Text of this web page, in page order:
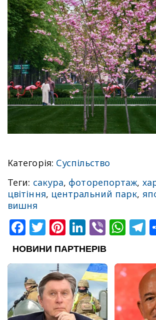
Категорія: Суспільство
Теги: сакура, фоторепортаж,
цвітіння, центральний парк,
вишня
Facebook
Twitter
Pinterest
LinkedIn
Viber